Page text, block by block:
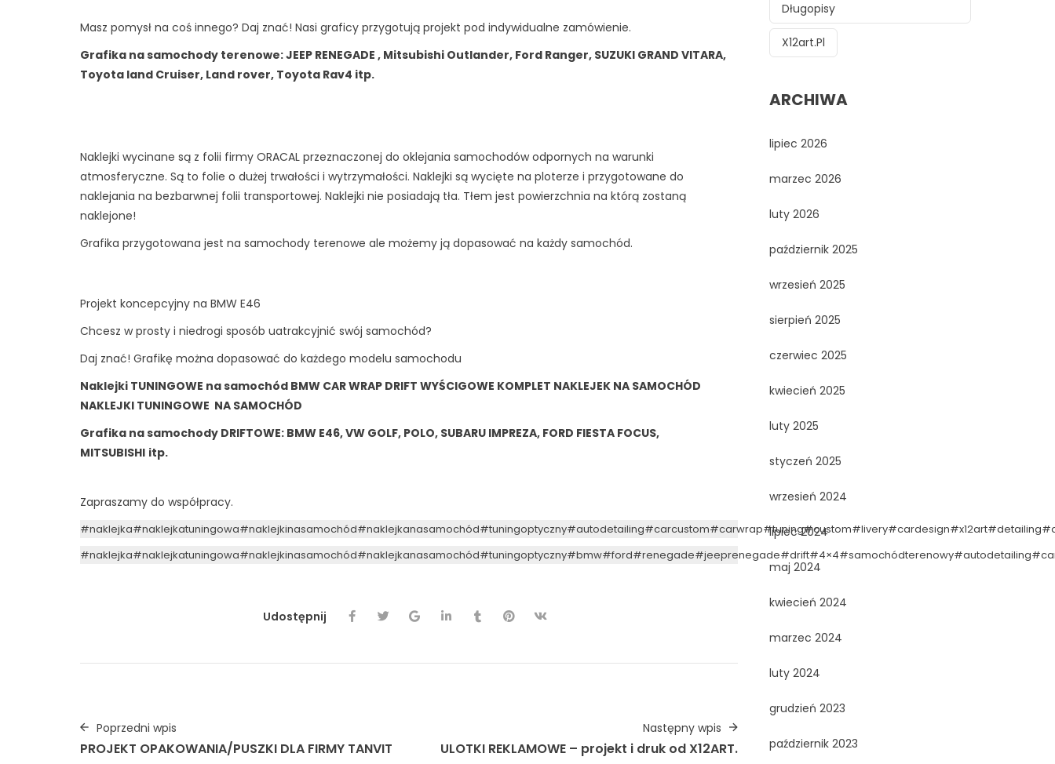
Masz pomysł na coś innego? Daj znać! Nasi graficy przygotują projekt pod indywidualne zamówienie.
Grafika na samochody terenowe: JEEP RENEGADE , Mitsubishi Outlander, Ford Ranger, SUZUKI GRAND VITARA,
Toyota land Cruiser, Land rover, Toyota Rav4 itp.
Naklejki wycinane są z folii firmy ORACAL przeznaczonej do oklejania samochodów odpornych na warunki
atmosferyczne. Są to folie o dużej trwałości i wytrzymałości. Naklejki są wycięte na ploterze i przygotowane do
naklejania na bezbarwnej folii transportowej. Naklejki nie posiadają tła. Tłem jest powierzchnia na którą zostaną
naklejone!
Grafika przygotowana jest na samochody terenowe ale możemy ją dopasować na każdy samochód.
Projekt koncepcyjny na BMW E46
Chcesz w prosty i niedrogi sposób uatrakcyjnić swój samochód?
Daj znać! Grafikę można dopasować do każdego modelu samochodu
Naklejki TUNINGOWE na samochód BMW CAR WRAP DRIFT WYŚCIGOWE KOMPLET NAKLEJEK NA SAMOCHÓD
NAKLEJKI TUNINGOWE NA SAMOCHÓD
Grafika na samochody DRIFTOWE: BMW E46, VW GOLF, POLO, SUBARU IMPREZA, FORD FIESTA FOCUS,
MITSUBISHI itp.
Zapraszamy do współpracy.
#naklejka#naklejkatuningowa#naklejkinasamochód#naklejkanasamochód#tuningoptyczny#autodetailing#carcustom#carwrap#tuning#custom#livery#cardesign#x12art#detailing
#naklejka#naklejkatuningowa#naklejkinasamochód#naklejkanasamochód#tuningoptyczny#bmw#ford#renegade#jeeprenegade#drift#4×4#samochódterenowy#autodetailing
Udostępnij
Poprzedni wpis
PROJEKT OPAKOWANIA/PUSZKI DLA FIRMY TANVIT
Następny wpis
ULOTKI REKLAMOWE – projekt i druk od X12ART.
Długopisy
X12art.pl
ARCHIWA
lipiec 2026
marzec 2026
luty 2026
październik 2025
wrzesień 2025
sierpień 2025
czerwiec 2025
kwiecień 2025
luty 2025
styczeń 2025
wrzesień 2024
lipiec 2024
maj 2024
kwiecień 2024
marzec 2024
luty 2024
grudzień 2023
październik 2023